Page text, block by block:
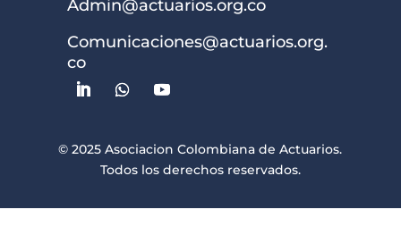
Admin@actuarios.org.co
Comunicaciones@actuarios.org.
co
© 2025 Asociacion Colombiana de Actuarios.
Todos los derechos reservados.